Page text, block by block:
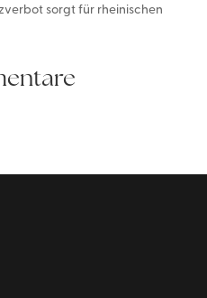
sorgt für rheinischen